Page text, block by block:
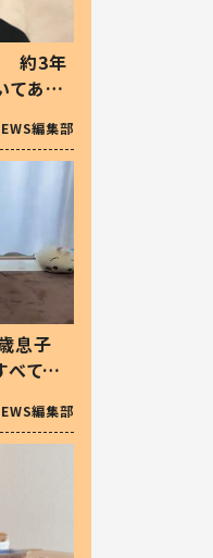
約3年
てあっ
編集部
息子
べてを
許
編集部